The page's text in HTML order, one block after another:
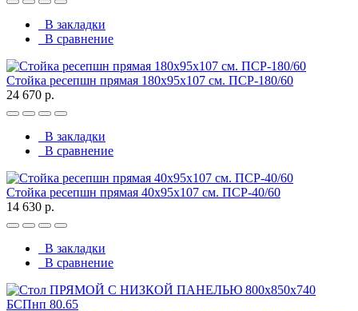
В закладки
В сравнение
Стойка ресепшн прямая 180х95х107 см. ПСР-180/60
24 670 р.
В закладки
В сравнение
Стойка ресепшн прямая 40х95х107 см. ПСР-40/60
14 630 р.
В закладки
В сравнение